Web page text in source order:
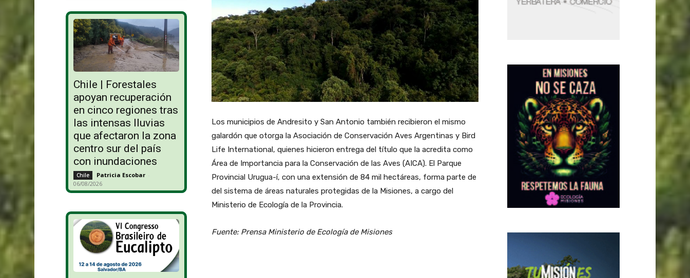
Chile | Forestales
apoyan recuperación
en cinco regiones tras
las intensas lluvias
que afectaron la zona
centro sur del país
con inundaciones
Chile Patricia Escobar -
06/08/2026
Los municipios de Andresito y San Antonio también recibieron el mismo
galardón que otorga la Asociación de Conservación Aves Argentinas y Bird
Life International, quienes hicieron entrega del título que la acredita como
Área de Importancia para la Conservación de las Aves (AICA). El Parque
Provincial Urugua-í, con una extensión de 84 mil hectáreas, forma parte de
del sistema de áreas naturales protegidas de la Misiones, a cargo del
Ministerio de Ecología de la Provincia.
Fuente: Prensa Ministerio de Ecología de Misiones